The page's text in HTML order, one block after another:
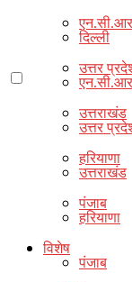
एन.सी.आर
उत्तर
उत्तराखंड
हरियाणा
पंजाब
विशेष
दिल्ली
एन.सी.आर
उत्तर
उत्तराखंड
हरियाणा
पंजाब